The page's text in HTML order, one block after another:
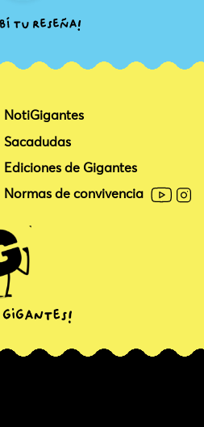
NotiGigantes
Sacadudas
Ediciones de Gigantes
Normas de convivencia